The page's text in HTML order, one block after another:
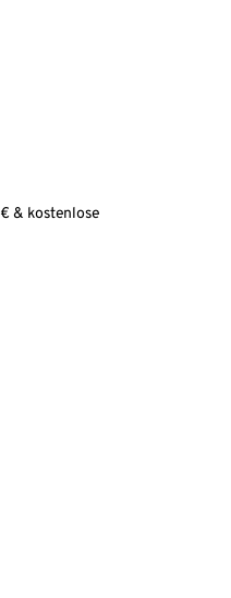
& kostenlose